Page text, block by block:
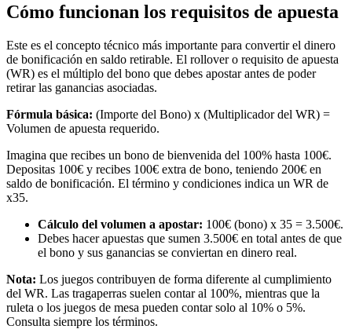
Cómo funcionan los requisitos de apuesta
Este es el concepto técnico más importante para convertir el dinero
de bonificación en saldo retirable. El rollover o requisito de apuesta
(WR) es el múltiplo del bono que debes apostar antes de poder
retirar las ganancias asociadas.
Fórmula básica: (Importe del Bono) x (Multiplicador del WR) =
Volumen de apuesta requerido.
Imagina que recibes un bono de bienvenida del 100% hasta 100€.
Depositas 100€ y recibes 100€ extra de bono, teniendo 200€ en
saldo de bonificación. El término y condiciones indica un WR de
x35.
Cálculo del volumen a apostar: 100€ (bono) x 35 = 3.500€.
Debes hacer apuestas que sumen 3.500€ en total antes de que
el bono y sus ganancias se conviertan en dinero real.
Nota: Los juegos contribuyen de forma diferente al cumplimiento
del WR. Las tragaperras suelen contar al 100%, mientras que la
ruleta o los juegos de mesa pueden contar solo al 10% o 5%.
Consulta siempre los términos.